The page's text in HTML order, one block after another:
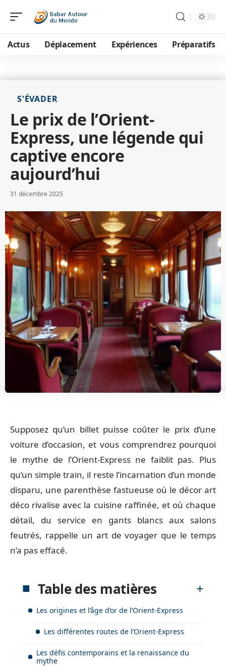
Actus Déplacement Expériences Préparatifs
S'ÉVADER
Le prix de l’Orient-
Express, une légende qui
captive encore
aujourd’hui
31 décembre 2025
Supposez qu’un billet puisse coûter le prix d’une
voiture d’occasion, et vous comprendrez pourquoi
le mythe de l’Orient-Express ne faiblit pas. Plus
qu’un simple train, il reste l’incarnation d’un monde
disparu, une parenthèse fastueuse où le décor art
déco rivalise avec la cuisine raffinée, et où chaque
détail, du service en gants blancs aux salons
feutrés, rappelle un art de voyager que le temps
n’a pas effacé.
Table des matières
Les origines et l’âge d’or de l’Orient-Express
Les différentes routes de l’Orient-Express
Les défis contemporains et la renaissance du
mythe